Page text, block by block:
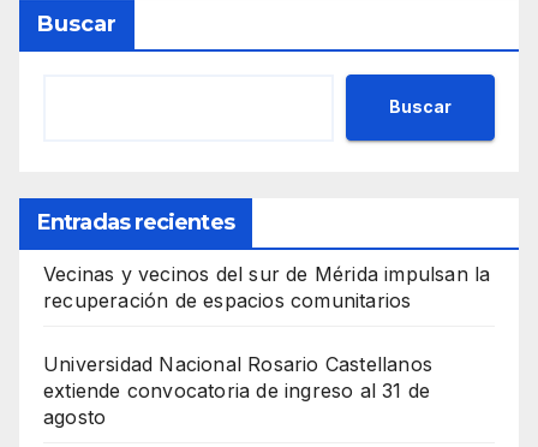
Buscar
Buscar
Entradas recientes
Vecinas y vecinos del sur de Mérida impulsan la
recuperación de espacios comunitarios
Universidad Nacional Rosario Castellanos
extiende convocatoria de ingreso al 31 de
agosto